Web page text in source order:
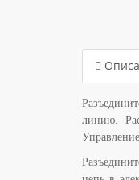
линию.